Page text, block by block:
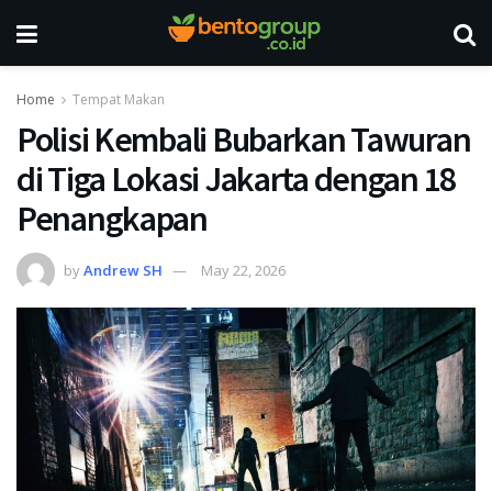
Home Tempat Makan
Polisi Kembali Bubarkan Tawuran
di Tiga Lokasi Jakarta dengan 18
Penangkapan
byAndrew SH May 22, 2026